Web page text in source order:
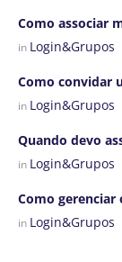
Como associar
in Login&Grupos
Como convidar
in Login&Grupos
Quando devo
in Login&Grupos
Como gerenciar
in Login&Grupos